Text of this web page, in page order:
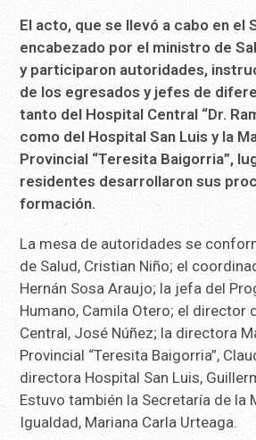
El acto, que se llevó a cabo en el
encabezado por el ministro de
y participaron autoridades,
de los egresados y jefes de
tanto del Hospital Central “Dr.
como del Hospital San Luis y la
Provincial “Teresita Baigorria”,
residentes desarrollaron sus
formación.
La mesa de autoridades se
de Salud, Cristian Niño; el
Hernán Sosa Araujo; la jefa del
Humano, Camila Otero; el director
Central, José Núñez; la directora
Provincial “Teresita Baigorria”,
directora Hospital San Luis,
Estuvo también la Secretaría de la
Igualdad, Mariana Carla Urteaga.